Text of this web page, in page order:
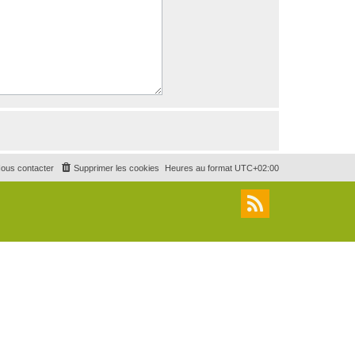
Heures au format UTC+02:00
Supprimer les cookies
contacter